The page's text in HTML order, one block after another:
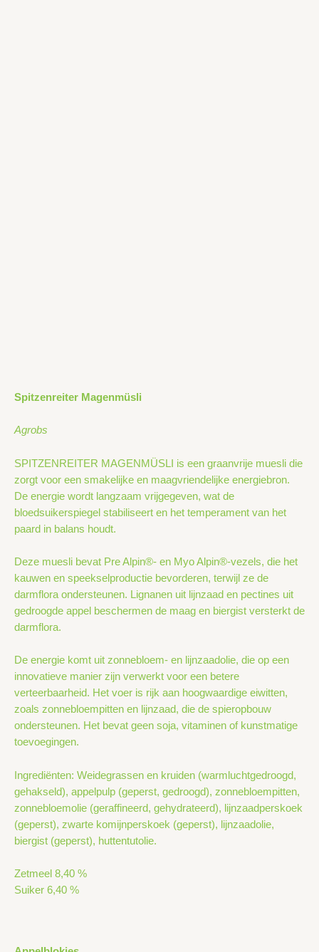
Spitzenreiter Magenmüsli
Agrobs
SPITZENREITER MAGENMÜSLI is een graanvrije muesli die
zorgt voor een smakelijke en maagvriendelijke energiebron.
De energie wordt langzaam vrijgegeven, wat de
bloedsuikerspiegel stabiliseert en het temperament van het
paard in balans houdt.
Deze muesli bevat Pre Alpin®- en Myo Alpin®-vezels, die het
kauwen en speekselproductie bevorderen, terwijl ze de
darmflora ondersteunen. Lignanen uit lijnzaad en pectines uit
gedroogde appel beschermen de maag en biergist versterkt de
darmflora.
De energie komt uit zonnebloem- en lijnzaadolie, die op een
innovatieve manier zijn verwerkt voor een betere
verteerbaarheid. Het voer is rijk aan hoogwaardige eiwitten,
zoals zonnebloempitten en lijnzaad, die de spieropbouw
ondersteunen. Het bevat geen soja, vitaminen of kunstmatige
toevoegingen.
Ingrediënten: Weidegrassen en kruiden (warmluchtgedroogd,
gehakseld), appelpulp (geperst, gedroogd), zonnebloempitten,
zonnebloemolie (geraffineerd, gehydrateerd), lijnzaadperskoek
(geperst), zwarte komijnperskoek (geperst), lijnzaadolie,
biergist (geperst), huttentutolie.
Zetmeel 8,40 %
Suiker 6,40 %